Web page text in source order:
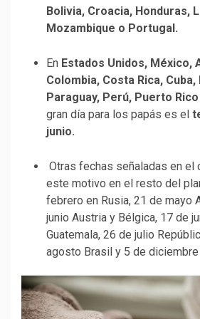
Bolivia, Croacia, Honduras,
Mozambique o Portugal.
En Estados Unidos, México,
Colombia, Costa Rica, Cuba,
Paraguay, Perú, Puerto
gran día para los papás es el
junio.
Otras fechas señaladas en el
este motivo en el resto del
febrero en Rusia, 21 de mayo
junio Austria y Bélgica, 17 de
Guatemala, 26 de julio
agosto Brasil y 5 de diciembre